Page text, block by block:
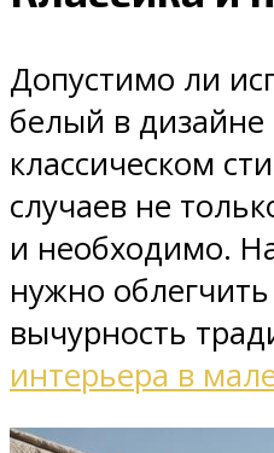
Допустимо ли
белый в дизайне
классическом
случаев не
и необходимо.
нужно
вычурность
интерьера в